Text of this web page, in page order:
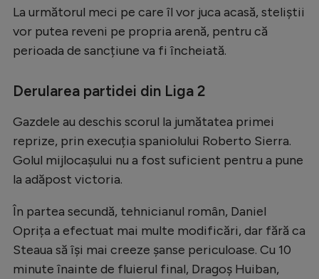
Handbal
Natație
Formula 1
Rugby
Ciclism
Alte sporturi
JO 2026
La următorul meci pe care îl vor juca acasă, steliștii
vor putea reveni pe propria arenă, pentru că
perioada de sancțiune va fi încheiată.
Derularea partidei din Liga 2
Gazdele au deschis scorul la jumătatea primei
reprize, prin execuția spaniolului Roberto Sierra.
Golul mijlocașului nu a fost suficient pentru a pune
la adăpost victoria.
În partea secundă, tehnicianul român, Daniel
Oprița a efectuat mai multe modificări, dar fără ca
Steaua să își mai creeze șanse periculoase. Cu 10
minute înainte de fluierul final, Dragoș Huiban,